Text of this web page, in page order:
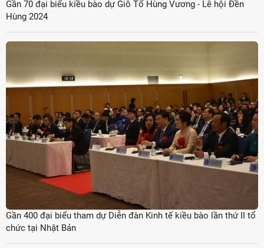
Gần 70 đại biểu kiều bào dự Giỗ Tổ Hùng Vương - Lễ hội Đền
Hùng 2024
Gần 400 đại biểu tham dự Diễn đàn Kinh tế kiều bào lần thứ II tổ
chức tại Nhật Bản